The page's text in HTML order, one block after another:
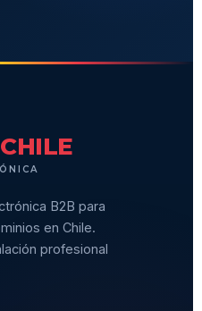
CHILE
B2B para
en Chile.
profesional